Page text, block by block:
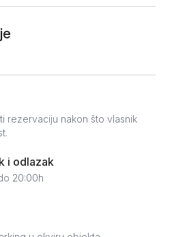
rezervaciju nakon što vlasnik
i odlazak
20:00h